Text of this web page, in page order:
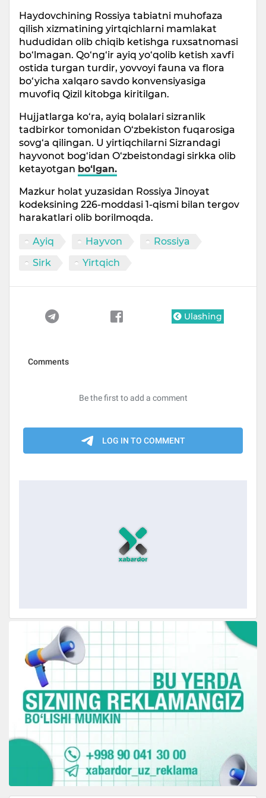
Haydovchining Rossiya tabiatni muhofaza
qilish xizmatining yirtqichlarni mamlakat
hududidan olib chiqib ketishga ruxsatnomasi
bo‘lmagan. Qo‘ng‘ir ayiq yo‘qolib ketish xavfi
ostida turgan turdir, yovvoyi fauna va flora
bo‘yicha xalqaro savdo konvensiyasiga
muvofiq Qizil kitobga kiritilgan.
Hujjatlarga ko‘ra, ayiq bolalari sizranlik
tadbirkor tomonidan O‘zbekiston fuqarosiga
sovg‘a qilingan. U yirtiqchilarni Sizrandagi
hayvonot bog‘idan O‘zbeistondagi sirkka olib
ketayotgan bo‘lgan.
Mazkur holat yuzasidan Rossiya Jinoyat
kodeksining 226-moddasi 1-qismi bilan tergov
harakatlari olib borilmoqda.
Ayiq Hayvon
Rossiya
Sirk
Yirtqich
Ulashing